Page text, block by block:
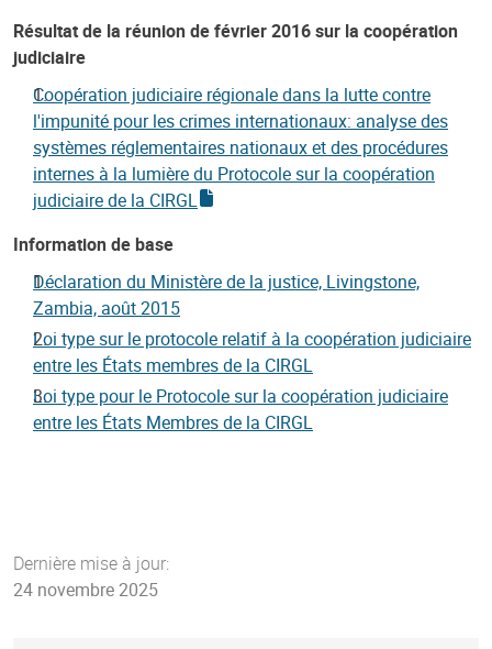
Résultat de la réunion de février 2016 sur la coopération
judiciaire
Coopération judiciaire régionale dans la lutte contre
l'impunité pour les crimes internationaux: analyse des
systèmes réglementaires nationaux et des procédures
internes à la lumière du Protocole sur la coopération
judiciaire de la CIRGL
Information de base
Déclaration du Ministère de la justice, Livingstone,
Zambia, août 2015
Loi type sur le protocole relatif à la coopération judiciaire
entre les États membres de la CIRGL
Loi type pour le Protocole sur la coopération judiciaire
entre les États Membres de la CIRGL
Dernière mise à jour:
24 novembre 2025